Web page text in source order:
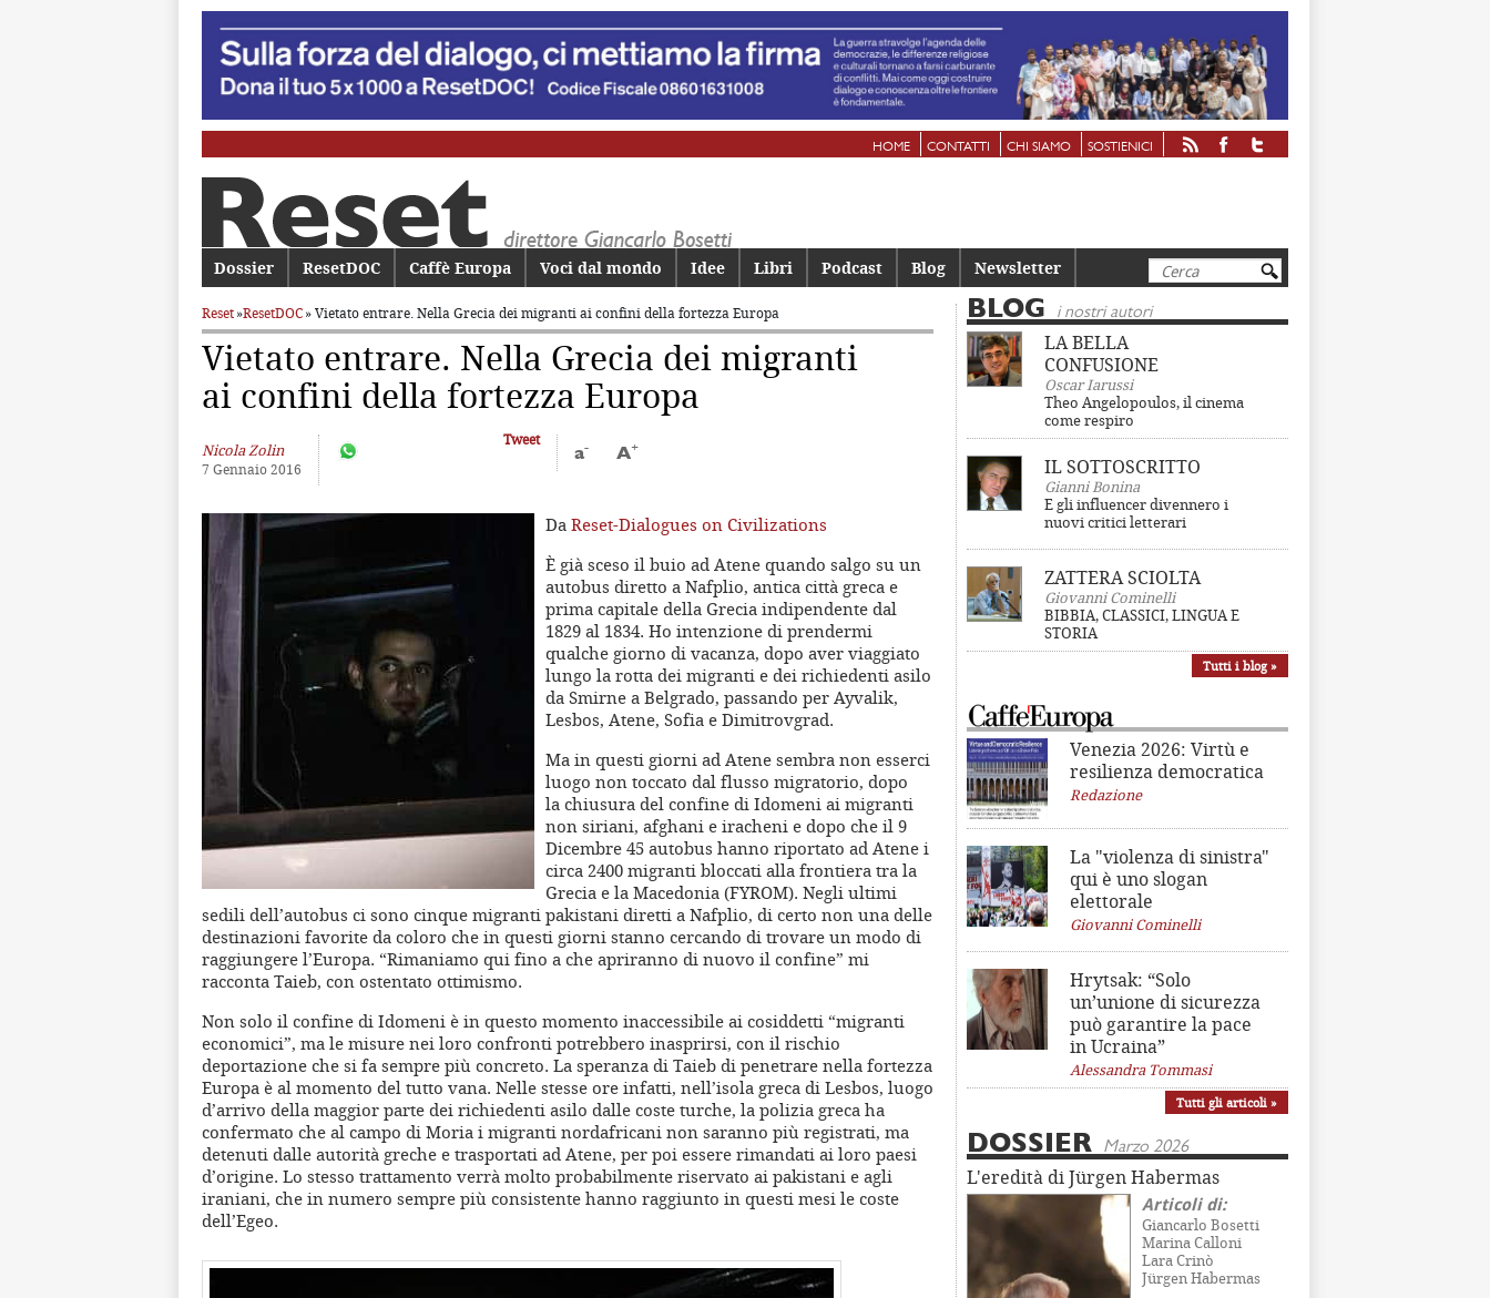
HOME CONTATTI CHI SIAMO SOSTIENICI
Cerca
Menu principale
Vai al contenuto principale
Vai al contenuto secondario
Dossier ResetDOC Caffè Europa Voci dal mondo Idee Libri Podcast Blog Newsletter
Reset»ResetDOC» Vietato entrare. Nella Grecia dei migrantiai confini della fortezza Europa
Vietato entrare. Nella Grecia dei migranti
ai confini della fortezza Europa
Nicola Zolin
7 Gennaio 2016
Tweet
a- A+
Da Reset-Dialogues on Civilizations
È già sceso il buio ad Atene quando salgo su un
autobus diretto a Nafplio, antica città greca e
prima capitale della Grecia indipendente dal
1829 al 1834. Ho intenzione di prendermi
qualche giorno di vacanza, dopo aver viaggiato
lungo la rotta dei migranti e dei richiedenti asilo
da Smirne a Belgrado, passando per Ayvalik,
Lesbos, Atene, Sofia e Dimitrovgrad.
Ma in questi giorni ad Atene sembra non esserci
luogo non toccato dal flusso migratorio, dopo
la chiusura del confine di Idomeni ai migranti
non siriani, afghani e iracheni e dopo che il 9
Dicembre 45 autobus hanno riportato ad Atene i
circa 2400 migranti bloccati alla frontiera tra la
Grecia e la Macedonia (FYROM). Negli ultimi
sedili dell’autobus ci sono cinque migranti pakistani diretti a Nafplio, di certo non una delle
destinazioni favorite da coloro che in questi giorni stanno cercando di trovare un modo di
raggiungere l’Europa. “Rimaniamo qui fino a che apriranno di nuovo il confine” mi
racconta Taieb, con ostentato ottimismo.
Non solo il confine di Idomeni è in questo momento inaccessibile ai cosiddetti “migranti
economici”, ma le misure nei loro confronti potrebbero inasprirsi, con il rischio
deportazione che si fa sempre più concreto. La speranza di Taieb di penetrare nella fortezza
Europa è al momento del tutto vana. Nelle stesse ore infatti, nell’isola greca di Lesbos, luogo
d’arrivo della maggior parte dei richiedenti asilo dalle coste turche, la polizia greca ha
confermato che al campo di Moria i migranti nordafricani non saranno più registrati, ma
detenuti dalle autorità greche e trasportati ad Atene, per poi essere rimandati ai loro paesi
d’origine. Lo stesso trattamento verrà molto probabilmente riservato ai pakistani e agli
iraniani, che in numero sempre più consistente hanno raggiunto in questi mesi le coste
dell’Egeo.
BLOG i nostri autori
LA BELLA
CONFUSIONE
Oscar Iarussi
Theo Angelopoulos, il cinema
come respiro
IL SOTTOSCRITTO
Gianni Bonina
E gli influencer divennero i
nuovi critici letterari
ZATTERA SCIOLTA
Giovanni Cominelli
BIBBIA, CLASSICI, LINGUA E
STORIA
Tutti i blog »
Venezia 2026: Virtù e
resilienza democratica
Redazione
La "violenza di sinistra"
qui è uno slogan
elettorale
Giovanni Cominelli
Hrytsak: “Solo
un’unione di sicurezza
può garantire la pace
in Ucraina”
Alessandra Tommasi
Tutti gli articoli »
DOSSIER Marzo 2026
L'eredità di Jürgen Habermas
Articoli di:
Giancarlo Bosetti
Marina Calloni
Lara Crinò
Jürgen Habermas